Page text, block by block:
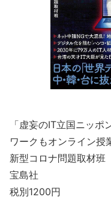
「虚妄のIT立国ニッ
ワークもオンライン授
新型コロナ問題取材班
宝島社
税別1200円